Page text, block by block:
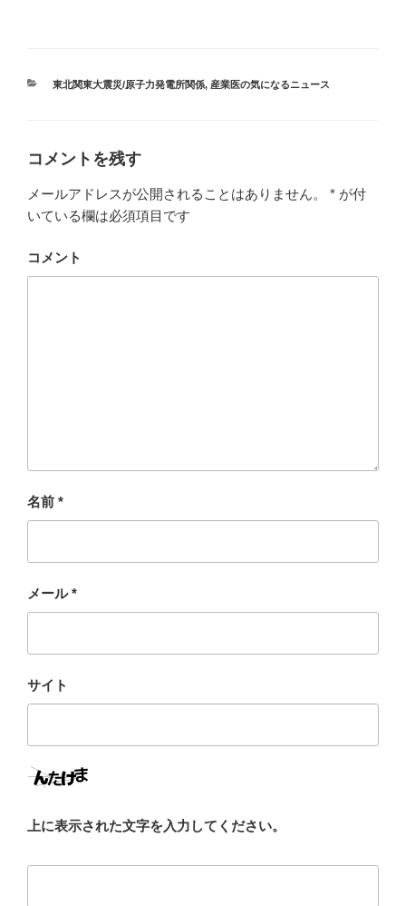
カ
ー
東北関東大震災/原子力発電所関係, 産業医の気になるニュース
コメントを残す
メールアドレスが公開されることはありません。 * が付
いている欄は必須項目です
コメント
名前 *
メール*
サイト
上に表示された文字を入力してください。